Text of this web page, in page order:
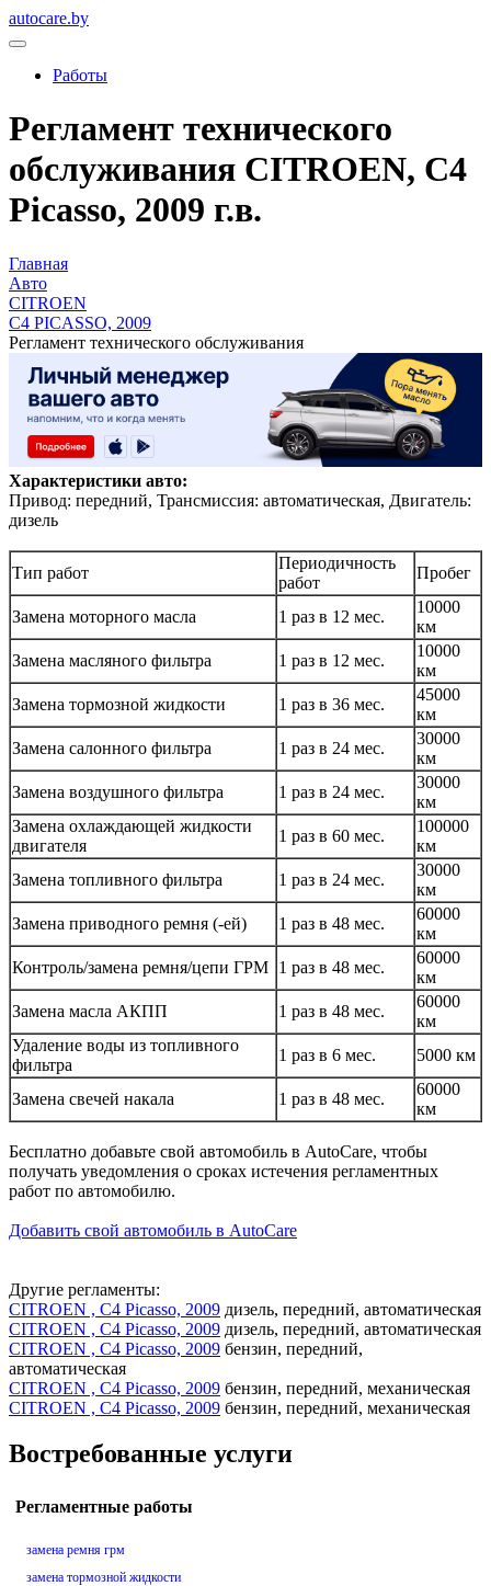
autocare.by
Работы
Регламент технического
обслуживания CITROEN, C4
Picasso, 2009 г.в.
Главная
Авто
CITROEN
C4 PICASSO, 2009
Регламент технического обслуживания
Характеристики авто:
Привод: передний, Трансмиссия: автоматическая, Двигатель:
дизель
Тип работ
Периодичность
работ
Пробег
Замена моторного масла 1 раз в 12 мес.
10000
км
Замена масляного фильтра
1 раз в 12 мес.
10000
км
Замена тормозной жидкости
1 раз в 36 мес.
45000
км
Замена салонного фильтра
1 раз в 24 мес.
30000
км
Замена воздушного фильтра
1 раз в 24 мес.
30000
км
Замена охлаждающей жидкости
двигателя
1 раз в 60 мес.
100000
км
Замена топливного фильтра
1 раз в 24 мес.
30000
км
Замена приводного ремня (-ей)
1 раз в 48 мес.
60000
км
Контроль/замена ремня/цепи ГРМ 1 раз в 48 мес.
60000
км
Замена масла АКПП
1 раз в 48 мес.
60000
км
Удаление воды из топливного
фильтра
1 раз в 6 мес. 5000 км
Замена свечей накала 1 раз в 48 мес.
60000
км
Бесплатно добавьте свой автомобиль в AutoCare, чтобы
получать уведомления о сроках истечения регламентных
работ по автомобилю.
Добавить свой автомобиль в AutoCare
Другие регламенты:
CITROEN , C4 Picasso, 2009 дизель, передний, автоматическая
CITROEN , C4 Picasso, 2009 дизель, передний, автоматическая
CITROEN , C4 Picasso, 2009 бензин, передний,
автоматическая
CITROEN , C4 Picasso, 2009 бензин, передний, механическая
CITROEN , C4 Picasso, 2009 бензин, передний, механическая
Востребованные услуги
Регламентные работы
замена ремня грм
замена тормозной жидкости